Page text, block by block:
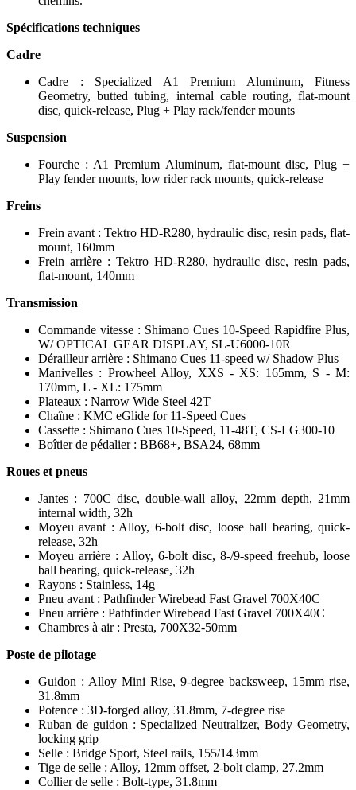
Spécifications techniques
Cadre
Cadre : Specialized A1 Premium Aluminum, Fitness
Geometry, butted tubing, internal cable routing, flat-mount
disc, quick-release, Plug + Play rack/fender mounts
Suspension
Fourche : A1 Premium Aluminum, flat-mount disc, Plug +
Play fender mounts, low rider rack mounts, quick-release
Freins
Frein avant : Tektro HD-R280, hydraulic disc, resin pads, flat-
mount, 160mm
Frein arrière : Tektro HD-R280, hydraulic disc, resin pads,
flat-mount, 140mm
Transmission
Commande vitesse : Shimano Cues 10-Speed Rapidfire Plus,
W/ OPTICAL GEAR DISPLAY, SL-U6000-10R
Dérailleur arrière : Shimano Cues 11-speed w/ Shadow Plus
Manivelles : Prowheel Alloy, XXS - XS: 165mm, S - M:
170mm, L - XL: 175mm
Plateaux : Narrow Wide Steel 42T
Chaîne : KMC eGlide for 11-Speed Cues
Cassette : Shimano Cues 10-Speed, 11-48T, CS-LG300-10
Boîtier de pédalier : BB68+, BSA24, 68mm
Roues et pneus
Jantes : 700C disc, double-wall alloy, 22mm depth, 21mm
internal width, 32h
Moyeu avant : Alloy, 6-bolt disc, loose ball bearing, quick-
release, 32h
Moyeu arrière : Alloy, 6-bolt disc, 8-/9-speed freehub, loose
ball bearing, quick-release, 32h
Rayons : Stainless, 14g
Pneu avant : Pathfinder Wirebead Fast Gravel 700X40C
Pneu arrière : Pathfinder Wirebead Fast Gravel 700X40C
Chambres à air : Presta, 700X32-50mm
Poste de pilotage
Guidon : Alloy Mini Rise, 9-degree backsweep, 15mm rise,
31.8mm
Potence : 3D-forged alloy, 31.8mm, 7-degree rise
Ruban de guidon : Specialized Neutralizer, Body Geometry,
locking grip
Selle : Bridge Sport, Steel rails, 155/143mm
Tige de selle : Alloy, 12mm offset, 2-bolt clamp, 27.2mm
Collier de selle : Bolt-type, 31.8mm